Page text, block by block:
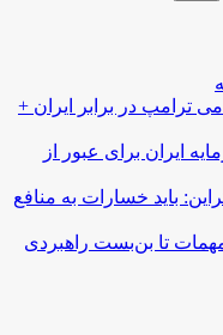
ترامپ در برابر ایران +
ایران برای عبور از
باید خسارات به منافع
مهمات تا بن‌بست راهبردی